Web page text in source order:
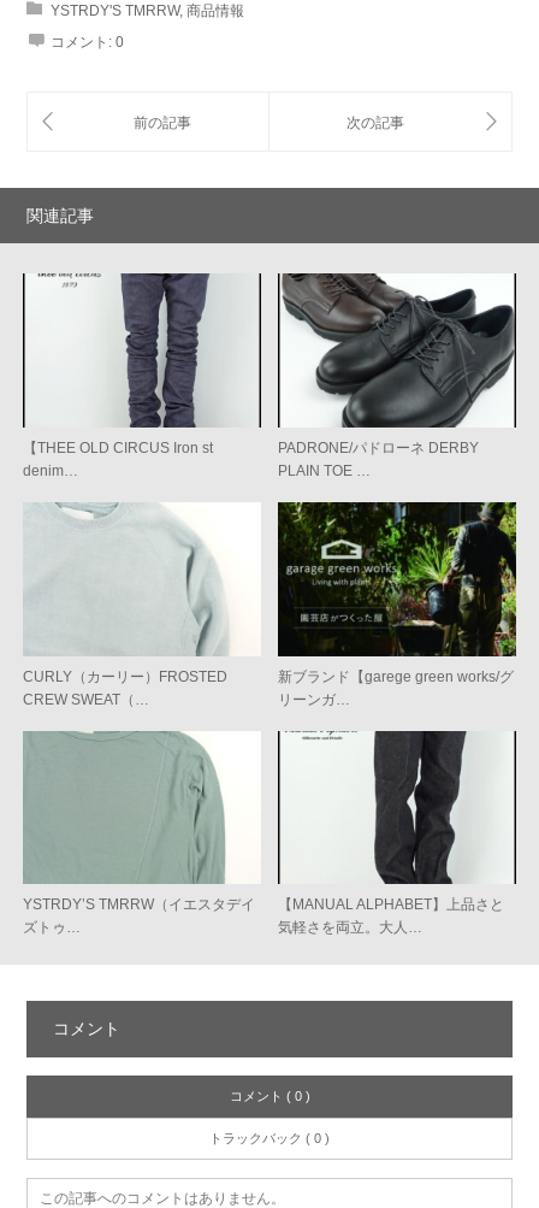
YSTRDY'S TMRRW, 商品情報
コメント: 0
関連記事
【THEE OLD CIRCUS Iron st
denim…
PADRONE/パドローネ DERBY
PLAIN TOE …
CURLY（カーリー）FROSTED
CREW SWEAT（…
新ブランド【garege green works/グ
リーンガ…
YSTRDY’S TMRRW（イエスタデイ
ズトゥ…
【MANUAL ALPHABET】上品さと
気軽さを両立。大人…
コメント
コメント ( 0 )
トラックバック ( 0 )
この記事へのコメントはありません。